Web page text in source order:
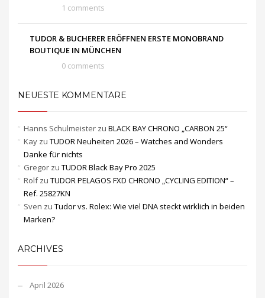
1 comments
TUDOR & BUCHERER ERÖFFNEN ERSTE MONOBRAND
BOUTIQUE IN MÜNCHEN
0 comments
NEUESTE KOMMENTARE
Hanns Schulmeister zu BLACK BAY CHRONO „CARBON 25“
Kay zu TUDOR Neuheiten 2026 – Watches and Wonders
Danke für nichts
Gregor zu TUDOR Black Bay Pro 2025
Rolfzu TUDOR PELAGOS FXD CHRONO „CYCLING EDITION“ –
Ref. 25827KN
Sven zu Tudor vs. Rolex: Wie viel DNA steckt wirklich in beiden
Marken?
ARCHIVES
April 2026